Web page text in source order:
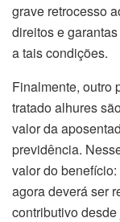
grave retrocesso
direitos e
a tais condições.
Finalmente, outro
tratado alhures
valor da
previdência.
valor do
agora deverá ser
contributivo